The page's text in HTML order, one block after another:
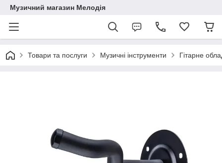
Музичний магазин Мелодія
Товари та послуги Музичні інструменти Гітарне